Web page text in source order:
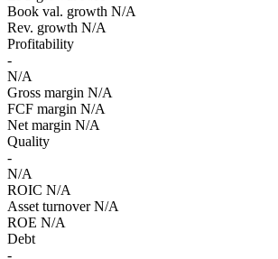
Book val. growth N/A
Rev. growth N/A
Profitability
-
N/A
Gross margin N/A
FCF margin N/A
Net margin N/A
Quality
-
N/A
ROIC N/A
Asset turnover N/A
ROE N/A
Debt
-